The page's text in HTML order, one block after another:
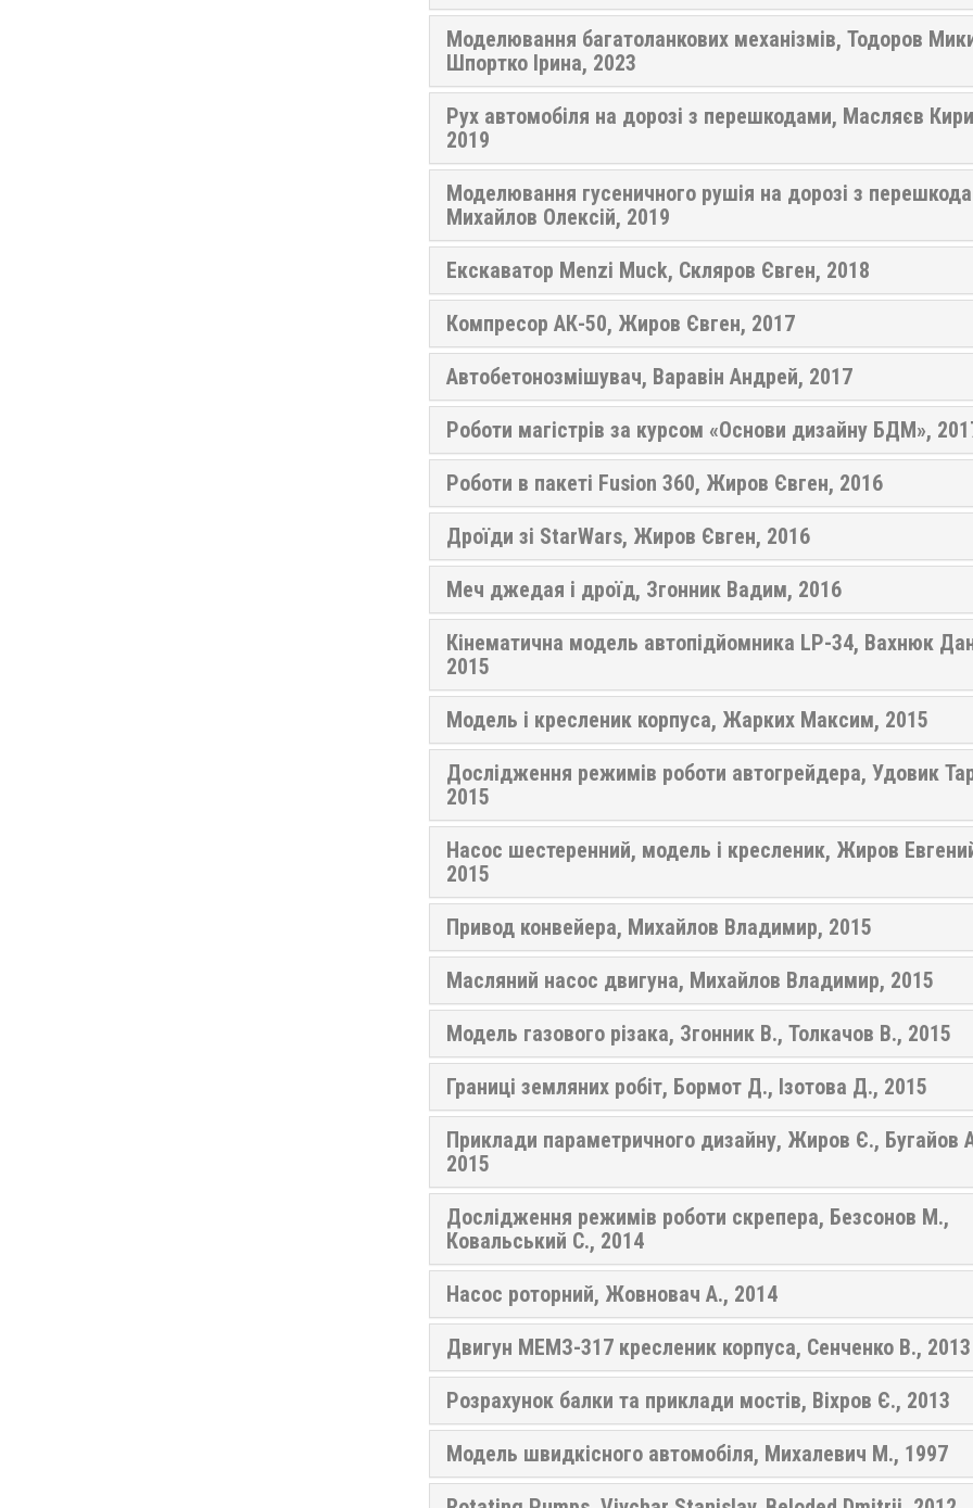
Моделювання багатоланкових механізмів, Тодоров
Шпортко Ірина, 2023
Рух автомобіля на дорозі з перешкодами, Масляєв
2019
Моделювання гусеничного рушія на дорозі з
Михайлов Олексій, 2019
Екскаватор Menzi Muck, Скляров Євген, 2018
Компресор АК-50, Жиров Євген, 2017
Автобетонозмішувач, Варавін Андрей, 2017
Роботи магістрів за курсом «Основи дизайну БДМ»,
Роботи в пакеті Fusion 360, Жиров Євген, 2016
Дроїди зі StarWars, Жиров Євген, 2016
Меч джедая і дроїд, Згонник Вадим, 2016
Кінематична модель автопідйомника LP-34, Вахнюк
2015
Модель і кресленик корпуса, Жарких Максим, 2015
Дослідження режимів роботи автогрейдера, Удовик
2015
Насос шестеренний, модель і кресленик, Жиров
2015
Привод конвейера, Михайлов Владимир, 2015
Масляний насос двигуна, Михайлов Владимир, 2015
Модель газового різака, Згонник В., Толкачов В., 2015
Границі земляних робіт, Бормот Д., Ізотова Д., 2015
Приклади параметричного дизайну, Жиров Є., Бугайов
2015
Дослідження режимів роботи скрепера, Безсонов М.,
Ковальський С., 2014
Насос роторний, Жовновач А., 2014
Двигун МЕМЗ-317 кресленик корпуса, Сенченко В., 2013
Розрахунок балки та приклади мостів, Віхров Є., 2013
Модель швидкісного автомобіля, Михалевич М., 1997